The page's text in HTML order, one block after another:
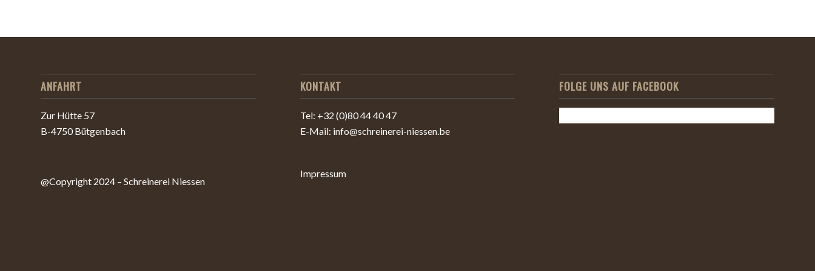
ANFAHRT
Zur Hütte 57
B-4750 Bütgenbach
@Copyright 2024 – Schreinerei Niessen
KONTAKT
Tel: +32 (0)80 44 40 47
E-Mail: info@schreinerei-niessen.be
Impressum
FOLGE UNS AUF FACEBOOK